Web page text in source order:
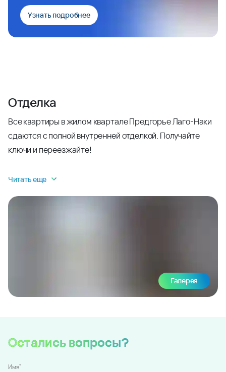
Узнать подробнее
Отделка
Все квартиры в жилом квартале Предгорье Лаго-Наки
сдаются с полной внутренней отделкой. Получайте
ключи и переезжайте!
Читать еще
Галерея
Остались вопросы?
Имя*